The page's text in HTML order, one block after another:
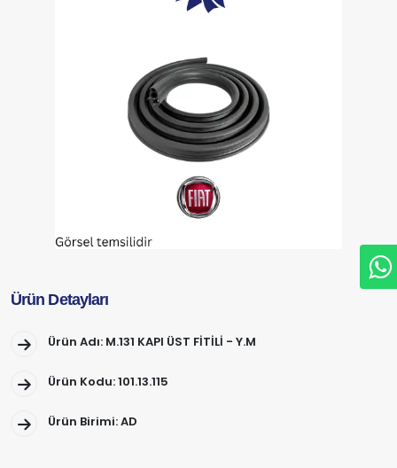
Ürün Detayları
Ürün Adı: M.131 KAPI ÜST FİTİLİ - Y.M
Ürün Kodu: 101.13.115
Ürün Birimi: AD